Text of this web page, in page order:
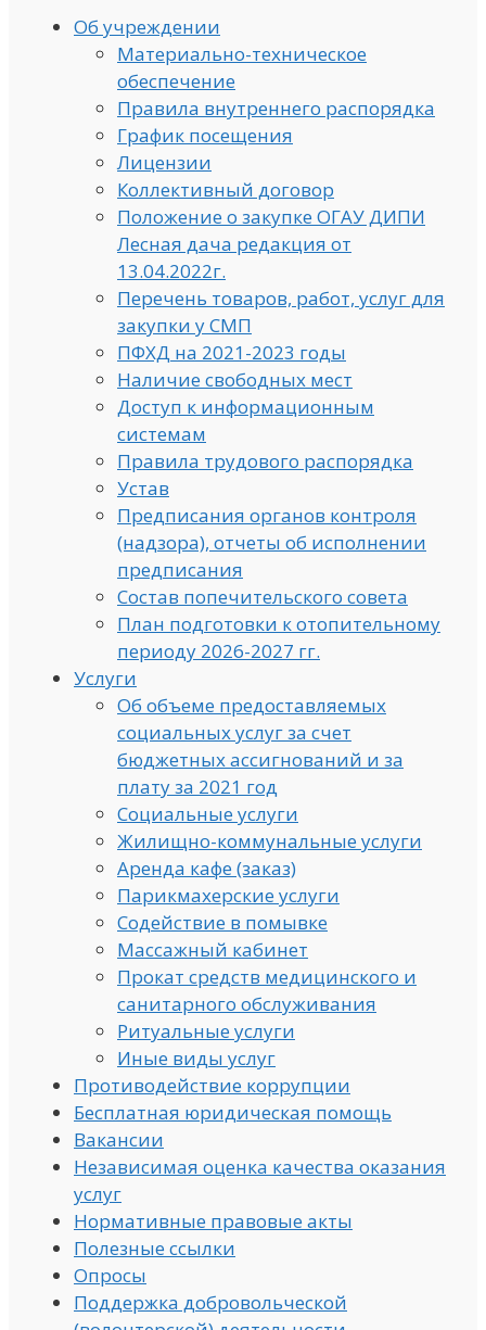
Об учреждении
Материально-техническое
обеспечение
Правила внутреннего распорядка
График посещения
Лицензии
Коллективный договор
Положение о закупке ОГАУ ДИПИ
Лесная дача редакция от
13.04.2022г.
Перечень товаров, работ, услуг для
закупки у СМП
ПФХД на 2021-2023 годы
Наличие свободных мест
Доступ к информационным
системам
Правила трудового распорядка
Устав
Предписания органов контроля
(надзора), отчеты об исполнении
предписания
Состав попечительского совета
План подготовки к отопительному
периоду 2026-2027 гг.
Услуги
Об объеме предоставляемых
социальных услуг за счет
бюджетных ассигнований и за
плату за 2021 год
Социальные услуги
Жилищно-коммунальные услуги
Аренда кафе (заказ)
Парикмахерские услуги
Содействие в помывке
Массажный кабинет
Прокат средств медицинского и
санитарного обслуживания
Ритуальные услуги
Иные виды услуг
Противодействие коррупции
Бесплатная юридическая помощь
Вакансии
Независимая оценка качества оказания
услуг
Нормативные правовые акты
Полезные ссылки
Опросы
Поддержка добровольческой